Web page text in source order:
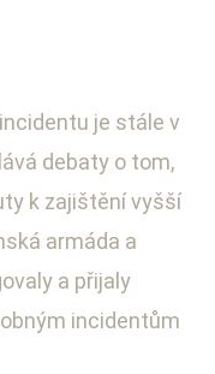
je stále v
debaty o tom,
k zajištění vyšší
armáda a
a přijaly
incidentům